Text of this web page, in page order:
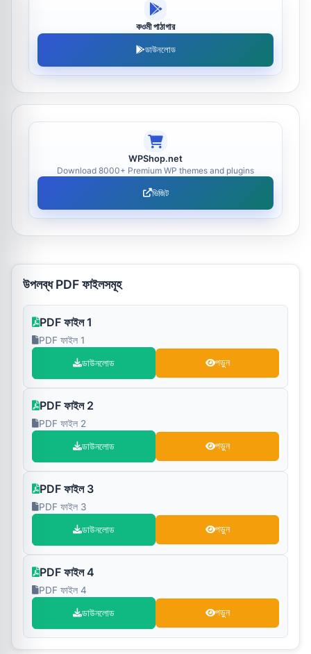
কওমী পাঠাগার
ডাউনলোড
WPShop.net
Download 8000+ Premium WP themes and plugins
ভিজিট
উপলব্ধ PDF ফাইলসমূহ
PDF ফাইল 1
PDF ফাইল 1
ডাউনলোড পড়ুন
PDF ফাইল 2
PDF ফাইল 2
ডাউনলোড পড়ুন
PDF ফাইল 3
PDF ফাইল 3
ডাউনলোড পড়ুন
PDF ফাইল 4
PDF ফাইল 4
ডাউনলোড পড়ুন